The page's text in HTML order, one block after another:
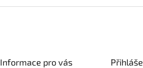
Informace pro vás